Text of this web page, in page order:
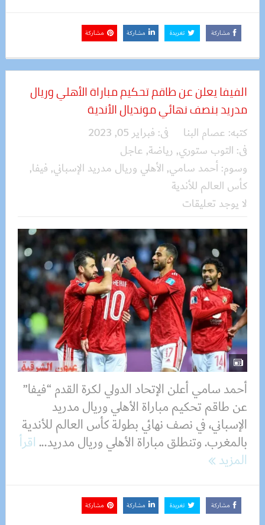
مشاركة تغريدة مشاركة مشاركة
الفيفا يعلن عن طاقم تحكيم مباراة الأهلي وريال
مدريد بنصف نهائي مونديال الأندية
كتبه: عصام البنا فى: فبراير 05, 2023
فى: التوب ستوري, رياضة, عاجل
وسوم:أحمد سامي, الأهلي وريال مدريد الإسباني, فيفا,
كأس العالم للأندية
لا يوجد تعليقات
أحمد سامي أعلن الإتحاد الدولي لكرة القدم “فيفا”
عن طاقم تحكيم مباراة الأهلي وريال مدريد
الإسباني، في نصف نهائي بطولة كأس العالم للأندية
بالمغرب. وتنطلق مباراة الأهلي وريال مدريد...اقرأ
المزيد
مشاركة تغريدة مشاركة مشاركة